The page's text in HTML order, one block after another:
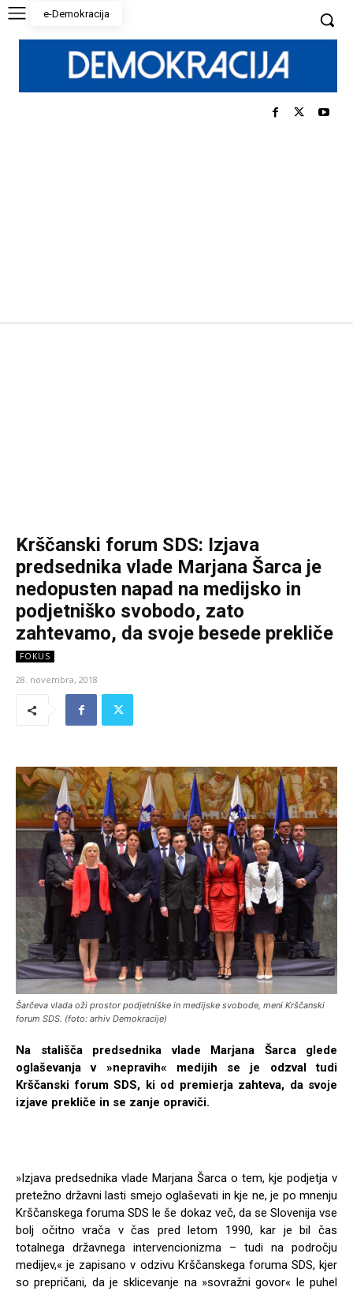
e-Demokracija
Krščanski forum SDS: Izjava
predsednika vlade Marjana Šarca je
nedopusten napad na medijsko in
podjetniško svobodo, zato
zahtevamo, da svoje besede prekliče
FOKUS
28. novembra, 2018
Šarčeva vlada oži prostor podjetniške in medijske svobode, meni Krščanski
forum SDS. (foto: arhiv Demokracije)
Na stališča predsednika vlade Marjana Šarca glede
oglaševanja v »nepravih« medijih se je odzval tudi
Krščanski forum SDS, ki od premierja zahteva, da svoje
izjave prekliče in se zanje opraviči.
»Izjava predsednika vlade Marjana Šarca o tem, kje podjetja v
pretežno državni lasti smejo oglaševati in kje ne, je po mnenju
Krščanskega foruma SDS le še dokaz več, da se Slovenija vse
bolj očitno vrača v čas pred letom 1990, kar je bil čas
totalnega državnega intervencionizma – tudi na področju
medijev,« je zapisano v odzivu Krščanskega foruma SDS, kjer
so prepričani, da je sklicevanje na »sovražni govor« le puhel